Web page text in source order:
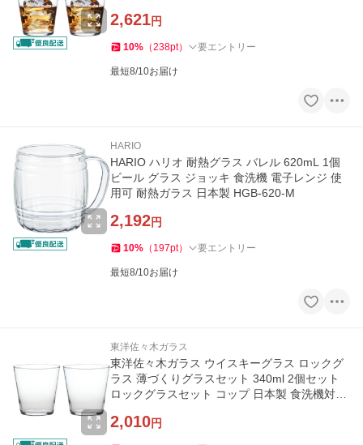
2,621円
10% （238pt） 要エントリー
最短8/10お届け
HARIO
HARIO ハリオ 耐熱グラス バレル 620mL 1個
ビール グラス ジョッキ 食洗機 電子レンジ 使
用可 耐熱ガラス 日本製 HGB-620-M
2,192円
10% （ 197pt） 要エントリー
最短8/10お届け
東洋佐々木ガラス
東洋佐々木ガラス ウイスキーグラス ロックグ
ラス 薄づくりグラスセット 340ml 2個セット
ロックグラスセット コップ 日本製 食洗機対応
2,010円